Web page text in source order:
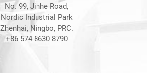
No. 99, Jinhe Road,
Nordic Industrial Park
Zhenhai, Ningbo, PRC.
+86 574 8630 8790